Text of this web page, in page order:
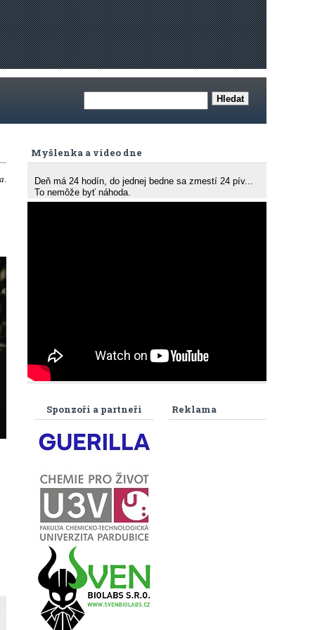
Myšlenka a video dne
Deň má 24 hodín, do jednej bedne sa zmestí 24 pív...
To nemôže byť náhoda.
Reklama
Sponzoři a partneři